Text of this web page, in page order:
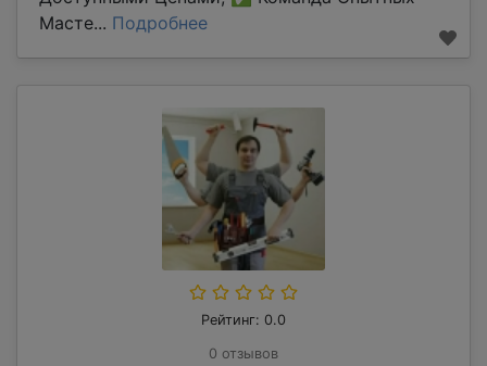
Масте... Подробнее
Рейтинг: 0.0
0 отзывов